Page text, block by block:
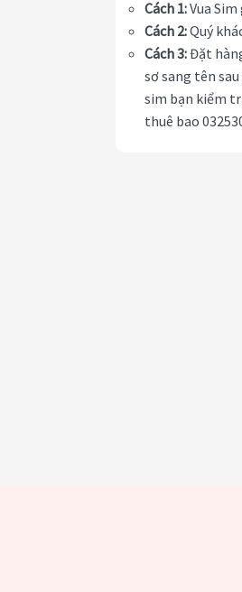
Cách 1:Vua
Cách 2:Quý
Cách 3:Đặt
sơ sang tên
sim bạn kiểm
thuê bao